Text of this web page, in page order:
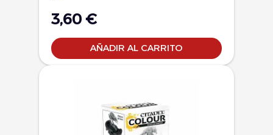
3,60 €
AÑADIR AL CARRITO